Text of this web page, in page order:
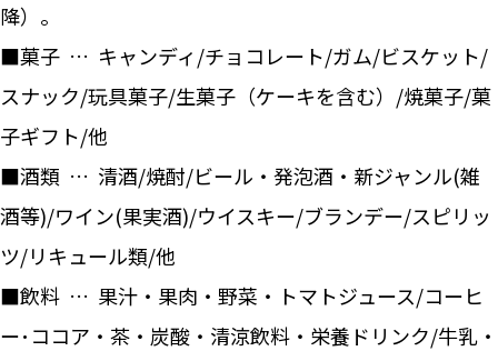
降）。
■菓子 … キャンディ/チョコレート/ガム/ビスケット/
スナック/玩具菓子/生菓子（ケーキを含む）/焼菓子/菓
子ギフト/他
■酒類 … 清酒/焼酎/ビール・発泡酒・新ジャンル(雑
酒等)/ワイン(果実酒)/ウイスキー/ブランデー/スピリッ
ツ/リキュール類/他
■飲料 … 果汁・果肉・野菜・トマトジュース/コーヒ
ー･ココア・茶・炭酸・清涼飲料・栄養ドリンク/牛乳・